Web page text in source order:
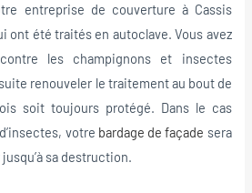
entreprise de couverture à Cassis
ont été traités en autoclave. Vous avez
les champignons et insectes
renouveler le traitement au bout de
soit toujours protégé. Dans le cas
votre bardage de façade sera
sa destruction.